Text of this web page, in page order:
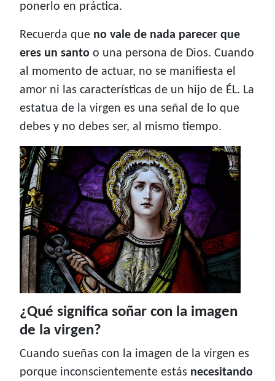
ponerlo en práctica.
Recuerda que no vale de nada parecer que
eres un santo o una persona de Dios. Cuando
al momento de actuar, no se manifiesta el
amor ni las características de un hijo de ÉL. La
estatua de la virgen es una señal de lo que
debes y no debes ser, al mismo tiempo.
¿Qué significa soñar con la imagen
de la virgen?
Cuando sueñas con la imagen de la virgen es
porque inconscientemente estás necesitando